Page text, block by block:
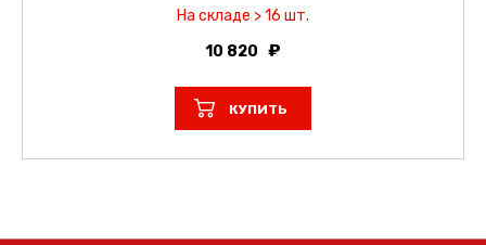
На складе > 16 шт.
10 820
КУПИТЬ